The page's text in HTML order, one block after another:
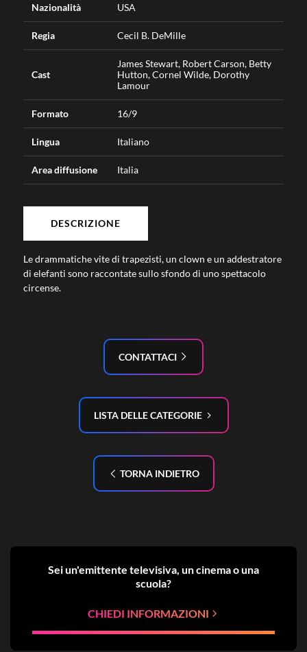
Sei un'emittente televisiva, un cinema o una
scuola?
CHIEDI INFORMAZIONI
Nazionalità USA
Regia Cecil B. DeMille
Cast
James Stewart, Robert Carson, Betty
Hutton, Cornel Wilde, Dorothy
Lamour
Formato 16/9
Lingua Italiano
Area diffusione Italia
DESCRIZIONE
Le drammatiche vite di trapezisti, un clown e un addestratore
di elefanti sono raccontate sullo sfondo di uno spettacolo
circense.
CONTATTACI
LISTA DELLE CATEGORIE
TORNA INDIETRO